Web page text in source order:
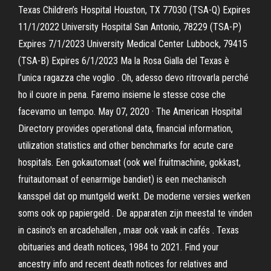
Texas Children’s Hospital Houston, TX 77030 (TSA-Q) Expires
11/1/2022 University Hospital San Antonio, 78229 (TSA-P)
Expires 7/1/2023 University Medical Center Lubbock, 79415
(TSA-B) Expires 6/1/2023 Ma la Rosa Gialla del Texas è
l’unica ragazza che voglio . Oh, adesso devo ritrovarla perché
ho il cuore in pena. Faremo insieme le stesse cose che
facevamo un tempo. May 07, 2020 · The American Hospital
Directory provides operational data, financial information,
utilization statistics and other benchmarks for acute care
hospitals. Een gokautomaat (ook wel fruitmachine, gokkast,
fruitautomaat of eenarmige bandiet) is een mechanisch
kansspel dat op muntgeld werkt. De moderne versies werken
soms ook op papiergeld . De apparaten zijn meestal te vinden
in casino's en arcadehallen , maar ook vaak in cafés . Texas
obituaries and death notices, 1984 to 2021. Find your
ancestry info and recent death notices for relatives and